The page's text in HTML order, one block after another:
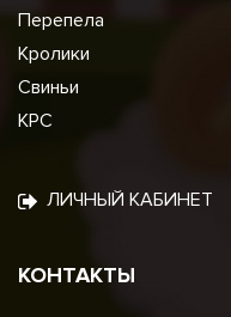
Перепела
Кролики
Свиньи
КРС
ЛИЧНЫЙ КАБИНЕТ
КОНТАКТЫ